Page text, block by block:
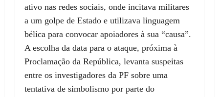
ativo nas redes sociais, onde incitava militares
a um golpe de Estado e utilizava linguagem
bélica para convocar apoiadores à sua “causa”.
A escolha da data para o ataque, próxima à
Proclamação da República, levanta suspeitas
entre os investigadores da PF sobre uma
tentativa de simbolismo por parte do